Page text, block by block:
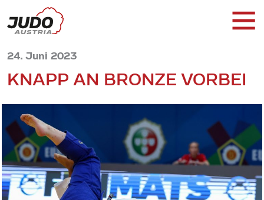
24. Juni 2023
KNAPP AN BRONZE VORBEI